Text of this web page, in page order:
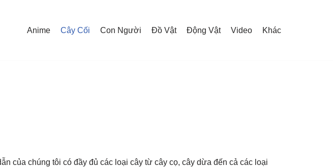
Anime Cây Cối Con Người Đồ Vật Động Vật Video Khác
của chúng tôi có đầy đủ các loại cây từ cây cọ, cây dừa đến cả các loại